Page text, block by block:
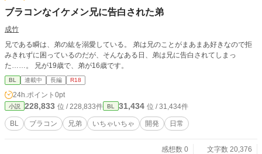
ブラコンなイケメン兄に告白された弟
成竹
兄である瞬は、弟の紘を溺愛している。 弟は兄のことがまあまあ好きなので拒
みきれずに困っているのだが、そんなある日、弟は兄に告白されてしまっ
た……。 兄が19歳で、弟が16歳です。
BL 連載中 長編 R18
24h.ポイント 0pt
小説 228,833 位 / 228,833件 BL 31,434 位 / 31,434件
BL ブラコン 兄弟 いちゃいちゃ 開発 日常
感想数 0
文字数 20,376